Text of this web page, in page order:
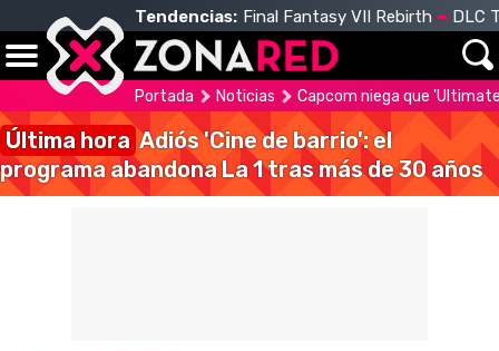
Tendencias: Final Fantasy VII Rebirth DLC
Portada Noticias Capcom niega que
Última hora Adiós 'Cine de barrio': el
programa abandona La 1 tras más de 30 años